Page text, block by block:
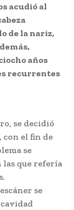
acudió al
de la nariz,
años
recurrentes
se decidió
el fin de
se
las que refería
se